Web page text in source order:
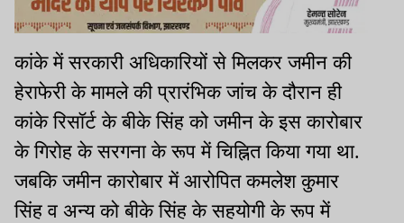
कांके में सरकारी अधिकारियों से मिलकर जमीन की
हेराफेरी के मामले की प्रारंभिक जांच के दौरान ही
कांके रिसॉर्ट के बीके सिंह को जमीन के इस कारोबार
के गिरोह के सरगना के रूप में चिह्नित किया गया था.
जबकि जमीन कारोबार में आरोपित कमलेश कुमार
सिंह व अन्य को बीके सिंह के सहयोगी के रूप में